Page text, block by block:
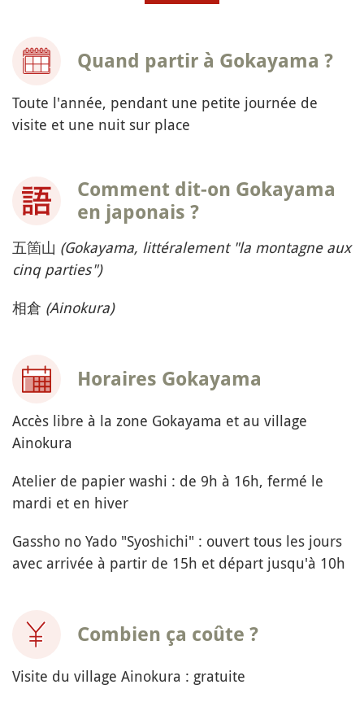
Quand partir à Gokayama ?
Toute l'année, pendant une petite journée de
visite et une nuit sur place
Comment dit-on Gokayama
en japonais ?
五箇山 (Gokayama, littéralement "la montagne aux
cinq parties")
相倉 (Ainokura)
Horaires Gokayama
Accès libre à la zone Gokayama et au village
Ainokura
Atelier de papier washi : de 9h à 16h, fermé le
mardi et en hiver
Gassho no Yado "Syoshichi" : ouvert tous les jours
avec arrivée à partir de 15h et départ jusqu'à 10h
Combien ça coûte ?
Visite du village Ainokura : gratuite